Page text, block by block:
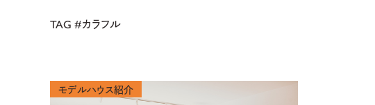
TAG #カラフル
モデルハウス紹介